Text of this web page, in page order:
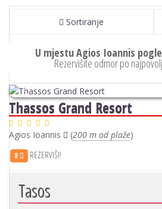
Sortiranje
U mjestu Agios Ioannis
Rezervišite odmor po
Previous
Thassos Grand Resort
Agios Ioannis (200 m od plaže)
8 REZERVIŠI!
Tasos